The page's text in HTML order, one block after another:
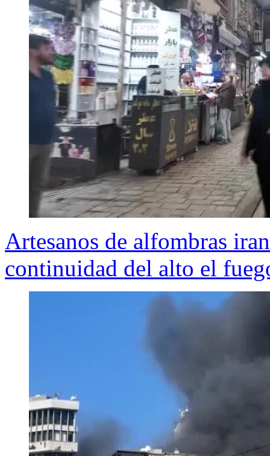
Artesanos de alfombras
continuidad del alto el